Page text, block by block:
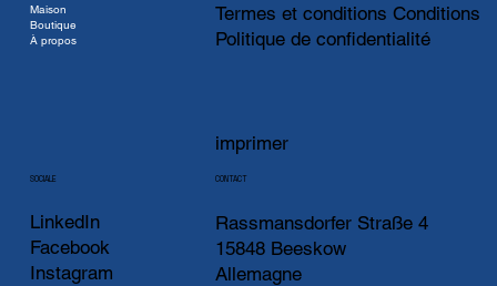
Maison
Boutique
À propos
Termes et conditions Conditions
Politique de confidentialité
imprimer
SOCIALE
LinkedIn
Facebook
Instagram
CONTACT
Rassmansdorfer Straße 4
15848 Beeskow
Allemagne